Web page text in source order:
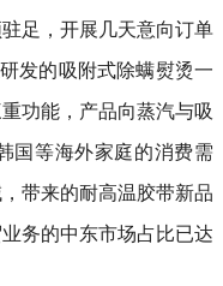
足，开展几天意向订单
发的吸附式除螨熨烫一
功能，产品向蒸汽与吸
国等海外家庭的消费需
带来的耐高温胶带新品
务的中东市场占比已达